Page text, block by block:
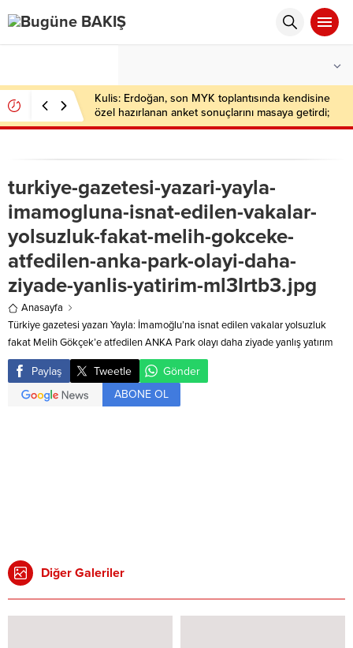
Kulis: Erdoğan, son MYK toplantısında kendisine
özel hazırlanan anket sonuçlarını masaya getirdi;
işte partilerin oy oranları…
turkiye-gazetesi-yazari-yayla-
imamogluna-isnat-edilen-vakalar-
yolsuzluk-fakat-melih-gokceke-
atfedilen-anka-park-olayi-daha-
ziyade-yanlis-yatirim-ml3Irtb3.jpg
Anasayfa
Türkiye gazetesi yazarı Yayla: İmamoğlu’na isnat edilen vakalar yolsuzluk
fakat Melih Gökçek’e atfedilen ANKA Park olayı daha ziyade yanlış yatırım
Paylaş Tweetle
Gönder
ABONE OL
Diğer Galeriler